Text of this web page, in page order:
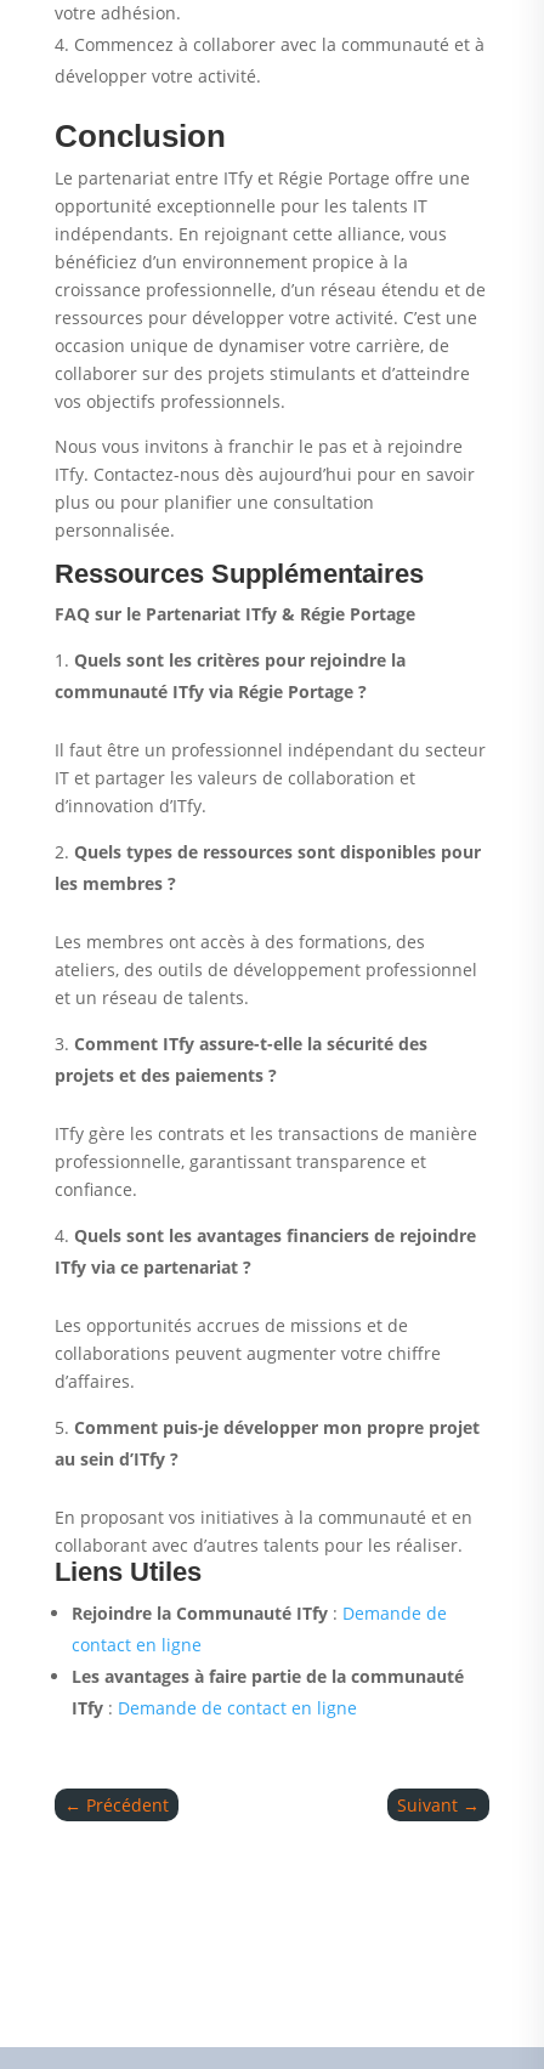
votre adhésion.
Commencez à collaborer avec la communauté et à
développer votre activité.
Conclusion
Le partenariat entre ITfy et Régie Portage offre une
opportunité exceptionnelle pour les talents IT
indépendants. En rejoignant cette alliance, vous
bénéficiez d’un environnement propice à la
croissance professionnelle, d’un réseau étendu et de
ressources pour développer votre activité. C’est une
occasion unique de dynamiser votre carrière, de
collaborer sur des projets stimulants et d’atteindre
vos objectifs professionnels.
Nous vous invitons à franchir le pas et à rejoindre
ITfy. Contactez-nous dès aujourd’hui pour en savoir
plus ou pour planifier une consultation
personnalisée.
Ressources Supplémentaires
FAQ sur le Partenariat ITfy & Régie Portage
Quels sont les critères pour rejoindre la
communauté ITfy via Régie Portage ?
Il faut être un professionnel indépendant du secteur
IT et partager les valeurs de collaboration et
d’innovation d’ITfy.
Quels types de ressources sont disponibles pour
les membres ?
Les membres ont accès à des formations, des
ateliers, des outils de développement professionnel
et un réseau de talents.
Comment ITfy assure-t-elle la sécurité des
projets et des paiements ?
ITfy gère les contrats et les transactions de manière
professionnelle, garantissant transparence et
confiance.
Quels sont les avantages financiers de rejoindre
ITfy via ce partenariat ?
Les opportunités accrues de missions et de
collaborations peuvent augmenter votre chiffre
d’affaires.
Comment puis-je développer mon propre projet
au sein d’ITfy ?
En proposant vos initiatives à la communauté et en
collaborant avec d’autres talents pour les réaliser.
Liens Utiles
Rejoindre la Communauté ITfy: Demande de
contact en ligne
Les avantages à faire partie de la communauté
ITfy: Demande de contact en ligne
← Précédent Suivant →